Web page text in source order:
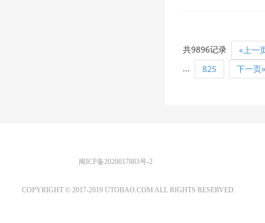
共9896记录
«上一
...
825 下一页»
闽ICP备2020017883号-2
COPYRIGHT © 2017-2019 UTOBAO.COM ALL RIGHTS RESERVED.